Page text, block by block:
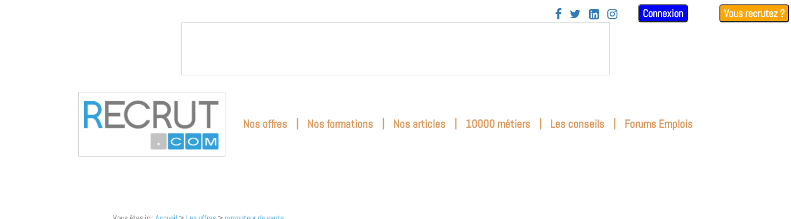
    Connexion Vous recrutez ?
Nos offres | Nos formations | Nos articles | 10000 métiers | Les conseils | Forums Emplois